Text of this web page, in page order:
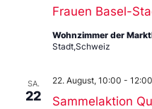
Frauen Basel-
Wohnzimmer der
Stadt,Schweiz
SA.
22 Sammelaktion
22. August, 10:00 - 12:00